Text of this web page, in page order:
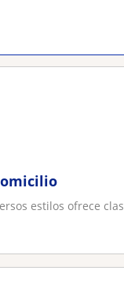
estilos ofrece